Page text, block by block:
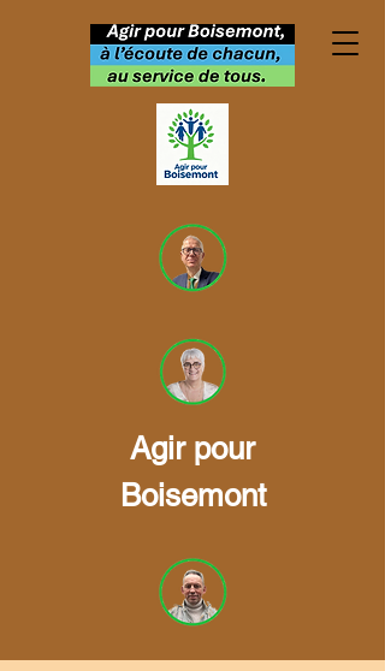
Agir pour
Boisemont
Urbanisme à
Boisemont
Dans une commune comme
Boisemont, l'urbanisme est sans